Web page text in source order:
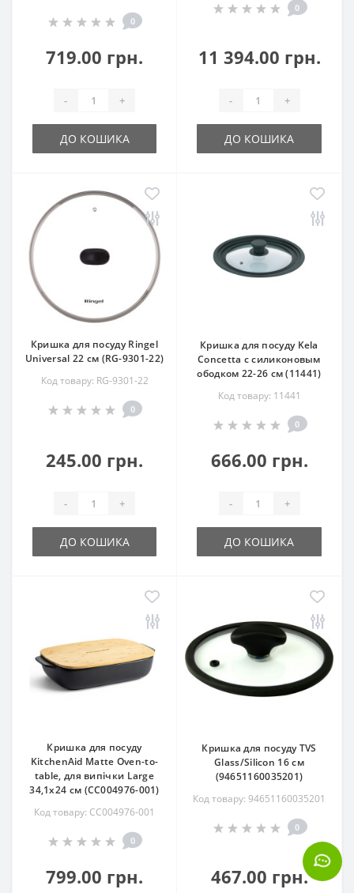
0
719.00 грн.
- +
ДО КОШИКА
0
11 394.00 грн.
- +
ДО КОШИКА
Кришка для посуду Ringel
Universal 22 см (RG-9301-22)
Код товару: RG-9301-22
0
245.00 грн.
- +
ДО КОШИКА
Кришка для посуду Kela
Concetta с силиконовым
ободком 22-26 см (11441)
Код товару: 11441
0
666.00 грн.
- +
ДО КОШИКА
Кришка для посуду
KitchenAid Matte Oven-to-
table, для випічки Large
34,1х24 см (CC004976-001)
Код товару: CC004976-001
0
799.00 грн.
Кришка для посуду TVS
Glass/Silicon 16 см
(94651160035201)
Код товару: 94651160035201
0
467.00 грн.